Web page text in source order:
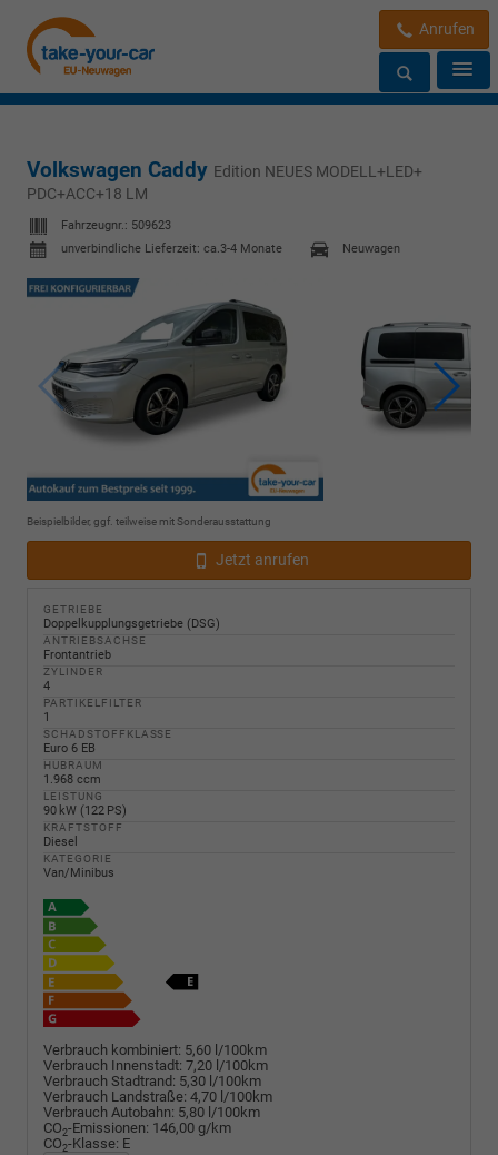
Anrufen
Volkswagen Caddy Edition NEUES MODELL+LED+
PDC+ACC+18 LM
Fahrzeugnr.: 509623
unverbindliche Lieferzeit: ca.3-4 Monate
Neuwagen
Beispielbilder, ggf. teilweise mit Sonderausstattung
Jetzt anrufen
GETRIEBE
Doppelkupplungsgetriebe (DSG)
ANTRIEBSACHSE
Frontantrieb
ZYLINDER
4
PARTIKELFILTER
1
SCHADSTOFFKLASSE
Euro 6 EB
HUBRAUM
1.968 ccm
LEISTUNG
90 kW (122 PS)
KRAFTSTOFF
Diesel
KATEGORIE
Van/Minibus
Verbrauch kombiniert: 5,60 l/100km
Verbrauch Innenstadt: 7,20 l/100km
Verbrauch Stadtrand: 5,30 l/100km
Verbrauch Landstraße: 4,70 l/100km
Verbrauch Autobahn: 5,80 l/100km
CO2-Emissionen: 146,00 g/km
CO2-Klasse: E